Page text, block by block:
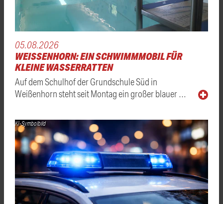
05.08.2026
WEISSENHORN: EIN SCHWIMMMOBIL FÜR K
LEINE WASSERRATTEN
Auf dem Schulhof der Grundschule Süd in
Weißenhorn steht seit Montag ein großer blauer …
KI-Symbolbild